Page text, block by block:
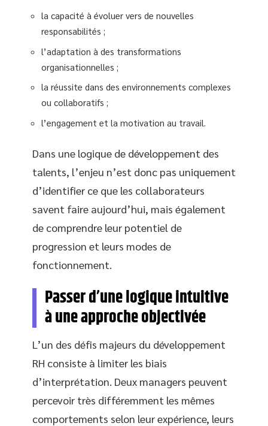
la capacité à évoluer vers de nouvelles
responsabilités ;
l’adaptation à des transformations
organisationnelles ;
la réussite dans des environnements complexes
ou collaboratifs ;
l’engagement et la motivation au travail.
Dans une logique de développement des
talents, l’enjeu n’est donc pas uniquement
d’identifier ce que les collaborateurs
savent faire aujourd’hui, mais également
de comprendre leur potentiel de
progression et leurs modes de
fonctionnement.
Passer d’une logique intuitive
à une approche objectivée
L’un des défis majeurs du développement
RH consiste à limiter les biais
d’interprétation. Deux managers peuvent
percevoir très différemment les mêmes
comportements selon leur expérience, leurs